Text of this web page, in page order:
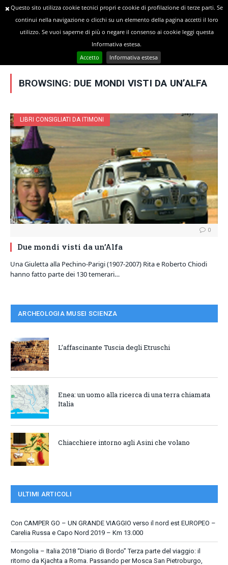
Posts Tagged "Due mondi visti da un’Alfa"
BROWSING: DUE MONDI VISTI DA UN’ALFA
LIBRI CONSIGLIATI DA ITIMONI
0
Due mondi visti da un’Alfa
Una Giuletta alla Pechino-Parigi (1907-2007) Rita e Roberto Chiodi
hanno fatto parte dei 130 temerari…
ARCHEOLOGIA MUSEI SCIENZA
L’affascinante Tuscia degli Etruschi
Enea: un uomo alla ricerca di una terra chiamata
Italia
Chiacchiere intorno agli Asini che volano
ULTIMI ARTICOLI
Con CAMPER GO – UN GRANDE VIAGGIO verso il nord est EUROPEO –
Carelia Russa e Capo Nord 2019 – Km 13.000
Mongolia – Italia 2018 “Diario di Bordo” Terza parte del viaggio: il
ritorno da Kjachta a Roma. Passando per Mosca San Pietroburgo,
Questo sito utilizza cookie tecnici propri e cookie di profilazione di terze parti. Se
continui nella navigazione o clicchi su un elemento della pagina accetti il loro
utilizzo. Se vuoi saperne di più o negare il consenso ai cookie leggi questa
Informativa estesa.
Accetto
Informativa estesa